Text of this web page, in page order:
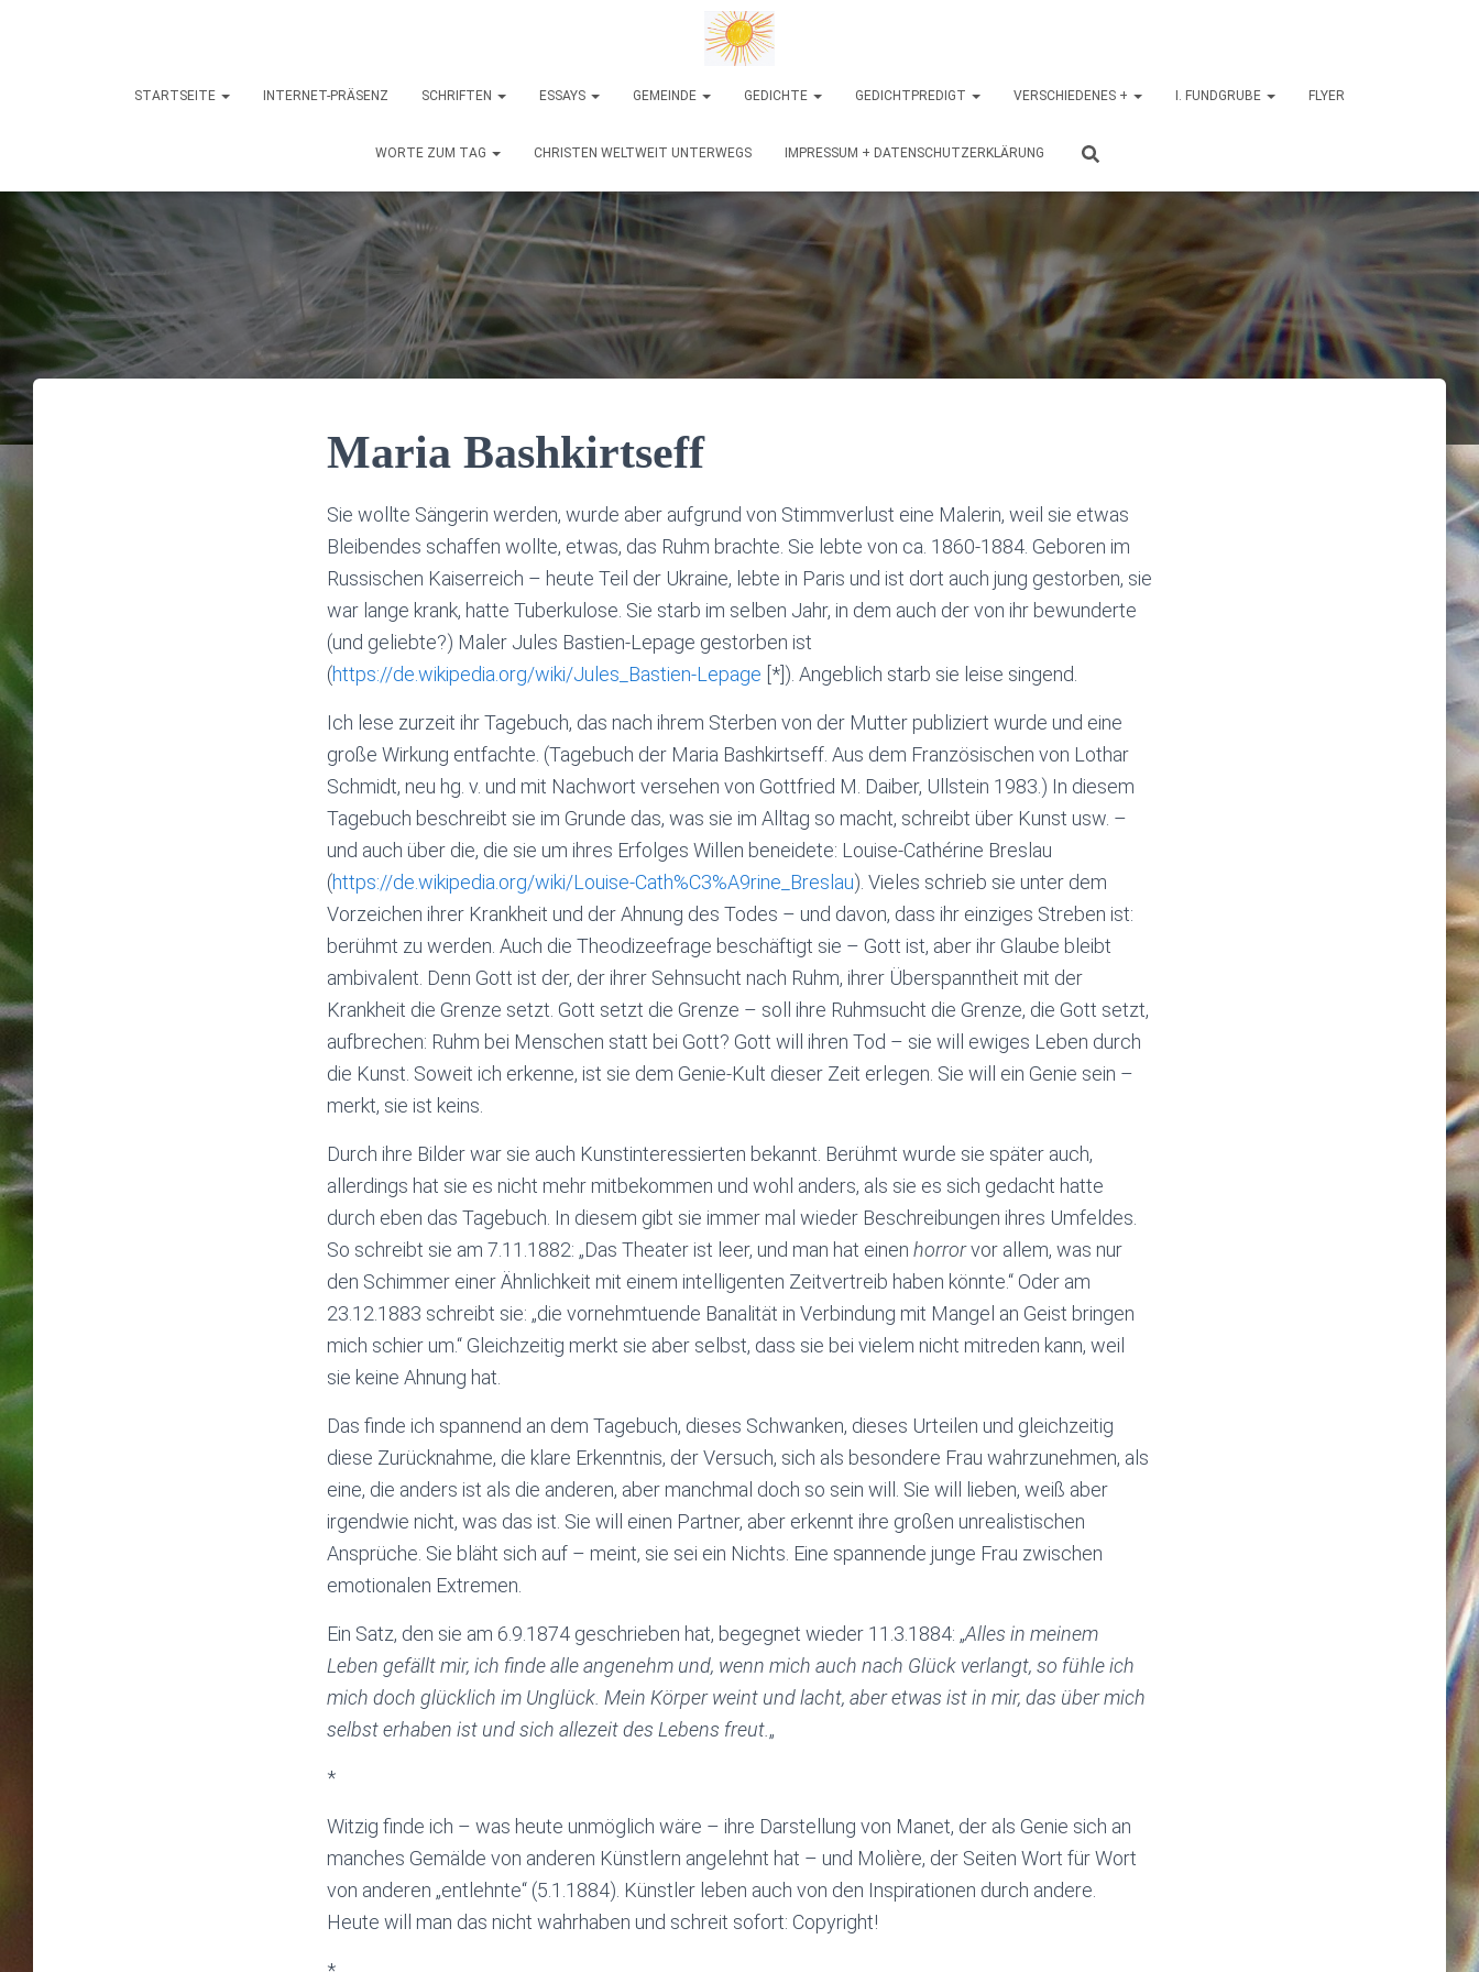
STARTSEITE INTERNET-PRÄSENZ SCHRIFTEN ESSAYS GEMEINDE GEDICHTE GEDICHTPREDIGT VERSCHIEDENES + I. FUNDGRUBE FLYER
WORTE ZUM TAG CHRISTEN WELTWEIT UNTERWEGS IMPRESSUM + DATENSCHUTZERKLÄRUNG
Maria Bashkirtseff
Sie wollte Sängerin werden, wurde aber aufgrund von Stimmverlust eine Malerin, weil sie etwas
Bleibendes schaffen wollte, etwas, das Ruhm brachte. Sie lebte von ca. 1860-1884. Geboren im
Russischen Kaiserreich – heute Teil der Ukraine, lebte in Paris und ist dort auch jung gestorben, sie
war lange krank, hatte Tuberkulose. Sie starb im selben Jahr, in dem auch der von ihr bewunderte
(und geliebte?) Maler Jules Bastien-Lepage gestorben ist
(https://de.wikipedia.org/wiki/Jules_Bastien-Lepage [*]). Angeblich starb sie leise singend.
Ich lese zurzeit ihr Tagebuch, das nach ihrem Sterben von der Mutter publiziert wurde und eine
große Wirkung entfachte. (Tagebuch der Maria Bashkirtseff. Aus dem Französischen von Lothar
Schmidt, neu hg. v. und mit Nachwort versehen von Gottfried M. Daiber, Ullstein 1983.) In diesem
Tagebuch beschreibt sie im Grunde das, was sie im Alltag so macht, schreibt über Kunst usw. –
und auch über die, die sie um ihres Erfolges Willen beneidete: Louise-Cathérine Breslau
(https://de.wikipedia.org/wiki/Louise-Cath%C3%A9rine_Breslau). Vieles schrieb sie unter dem
Vorzeichen ihrer Krankheit und der Ahnung des Todes – und davon, dass ihr einziges Streben ist:
berühmt zu werden. Auch die Theodizeefrage beschäftigt sie – Gott ist, aber ihr Glaube bleibt
ambivalent. Denn Gott ist der, der ihrer Sehnsucht nach Ruhm, ihrer Überspanntheit mit der
Krankheit die Grenze setzt. Gott setzt die Grenze – soll ihre Ruhmsucht die Grenze, die Gott setzt,
aufbrechen: Ruhm bei Menschen statt bei Gott? Gott will ihren Tod – sie will ewiges Leben durch
die Kunst. Soweit ich erkenne, ist sie dem Genie-Kult dieser Zeit erlegen. Sie will ein Genie sein –
merkt, sie ist keins.
Durch ihre Bilder war sie auch Kunstinteressierten bekannt. Berühmt wurde sie später auch,
allerdings hat sie es nicht mehr mitbekommen und wohl anders, als sie es sich gedacht hatte
durch eben das Tagebuch. In diesem gibt sie immer mal wieder Beschreibungen ihres Umfeldes.
So schreibt sie am 7.11.1882: „Das Theater ist leer, und man hat einen horrorvor allem, was nur
den Schimmer einer Ähnlichkeit mit einem intelligenten Zeitvertreib haben könnte.“ Oder am
23.12.1883 schreibt sie: „die vornehmtuende Banalität in Verbindung mit Mangel an Geist bringen
mich schier um.“ Gleichzeitig merkt sie aber selbst, dass sie bei vielem nicht mitreden kann, weil
sie keine Ahnung hat.
Das finde ich spannend an dem Tagebuch, dieses Schwanken, dieses Urteilen und gleichzeitig
diese Zurücknahme, die klare Erkenntnis, der Versuch, sich als besondere Frau wahrzunehmen, als
eine, die anders ist als die anderen, aber manchmal doch so sein will. Sie will lieben, weiß aber
irgendwie nicht, was das ist. Sie will einen Partner, aber erkennt ihre großen unrealistischen
Ansprüche. Sie bläht sich auf – meint, sie sei ein Nichts. Eine spannende junge Frau zwischen
emotionalen Extremen.
Ein Satz, den sie am 6.9.1874 geschrieben hat, begegnet wieder 11.3.1884: „Alles in meinem
Leben gefällt mir, ich finde alle angenehm und, wenn mich auch nach Glück verlangt, so fühle ich
mich doch glücklich im Unglück. Mein Körper weint und lacht, aber etwas ist in mir, das über mich
selbst erhaben ist und sich allezeit des Lebens freut. „
*
Witzig finde ich – was heute unmöglich wäre – ihre Darstellung von Manet, der als Genie sich an
manches Gemälde von anderen Künstlern angelehnt hat – und Molière, der Seiten Wort für Wort
von anderen „entlehnte“ (5.1.1884). Künstler leben auch von den Inspirationen durch andere.
Heute will man das nicht wahrhaben und schreit sofort: Copyright!